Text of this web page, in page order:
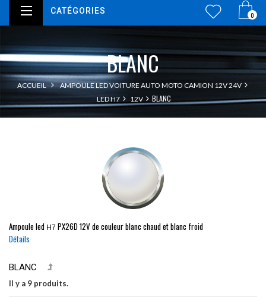
0
CATÉGORIES
BLANC
ACCUEIL
AMPOULE LED VOITURE AUTO MOTO CAMION 12V 24V
LED H7
12V BLANC
Ampoule led H7 PX26D12V de couleur blanc chaud et blanc froid
Détails
BLANC
Il y a 9 produits.